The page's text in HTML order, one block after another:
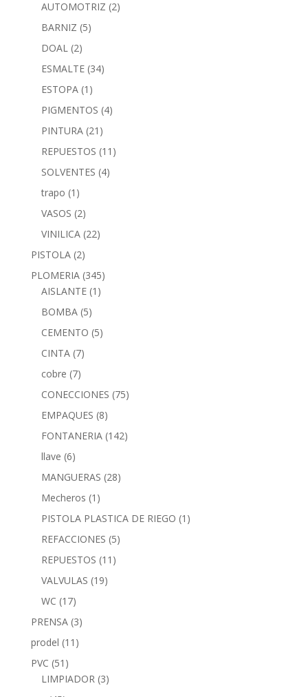
AUTOMOTRIZ (2)
BARNIZ (5)
DOAL (2)
ESMALTE (34)
ESTOPA (1)
PIGMENTOS (4)
PINTURA (21)
REPUESTOS (11)
SOLVENTES (4)
trapo (1)
VASOS (2)
VINILICA (22)
PISTOLA (2)
PLOMERIA (345)
AISLANTE (1)
BOMBA (5)
CEMENTO (5)
CINTA (7)
cobre (7)
CONECCIONES (75)
EMPAQUES (8)
FONTANERIA (142)
llave (6)
MANGUERAS (28)
Mecheros (1)
PISTOLA PLASTICA DE RIEGO (1)
REFACCIONES (5)
REPUESTOS (11)
VALVULAS (19)
WC (17)
PRENSA (3)
prodel (11)
PVC (51)
LIMPIADOR (3)